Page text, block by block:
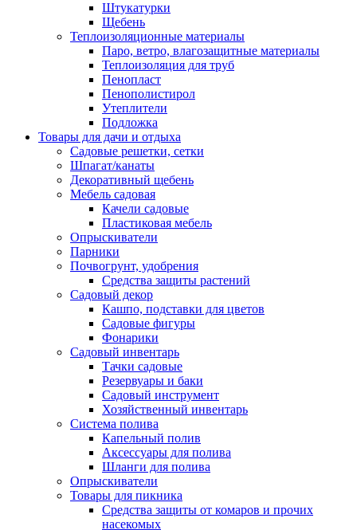
Штукатурки
Щебень
Теплоизоляционные материалы
Паро, ветро, влагозащитные материалы
Теплоизоляция для труб
Пенопласт
Пенополистирол
Утеплители
Подложка
Товары для дачи и отдыха
Садовые решетки, сетки
Шпагат/канаты
Декоративный щебень
Мебель садовая
Качели садовые
Пластиковая мебель
Опрыскиватели
Парники
Почвогрунт, удобрения
Средства защиты растений
Садовый декор
Кашпо, подставки для цветов
Садовые фигуры
Фонарики
Садовый инвентарь
Тачки садовые
Резервуары и баки
Садовый инструмент
Хозяйственный инвентарь
Система полива
Капельный полив
Аксессуары для полива
Шланги для полива
Опрыскиватели
Товары для пикника
Средства защиты от комаров и прочих
насекомых